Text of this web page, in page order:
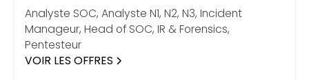
Analyste SOC, Analyste N1, N2, N3, Incident
Manageur, Head of SOC, IR & Forensics,
Pentesteur
VOIR LES OFFRES